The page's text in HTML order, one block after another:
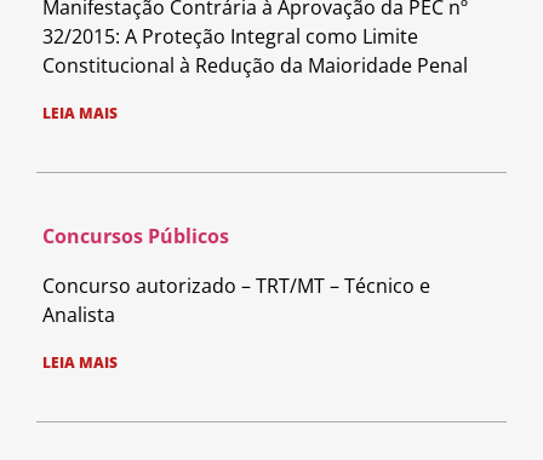
Manifestação Contrária à Aprovação da PEC nº
32/2015: A Proteção Integral como Limite
Constitucional à Redução da Maioridade Penal
LEIA MAIS
Concursos Públicos
Concurso autorizado – TRT/MT – Técnico e
Analista
LEIA MAIS